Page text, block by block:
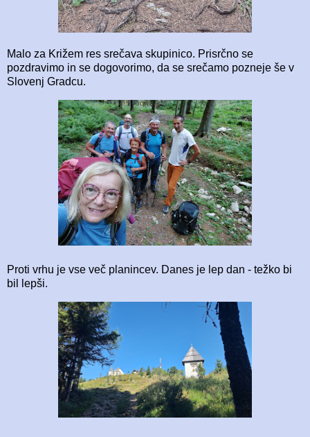
Malo za Križem res srečava skupinico. Prisrčno se
pozdravimo in se dogovorimo, da se srečamo pozneje še v
Slovenj Gradcu.
Proti vrhu je vse več planincev. Danes je lep dan - težko bi
bil lepši.